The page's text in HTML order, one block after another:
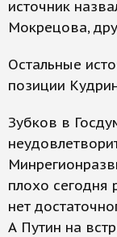
источник
Мокрецова,
Остальные
позиции
Зубков в
плохо сегодня
нет
А Путин на